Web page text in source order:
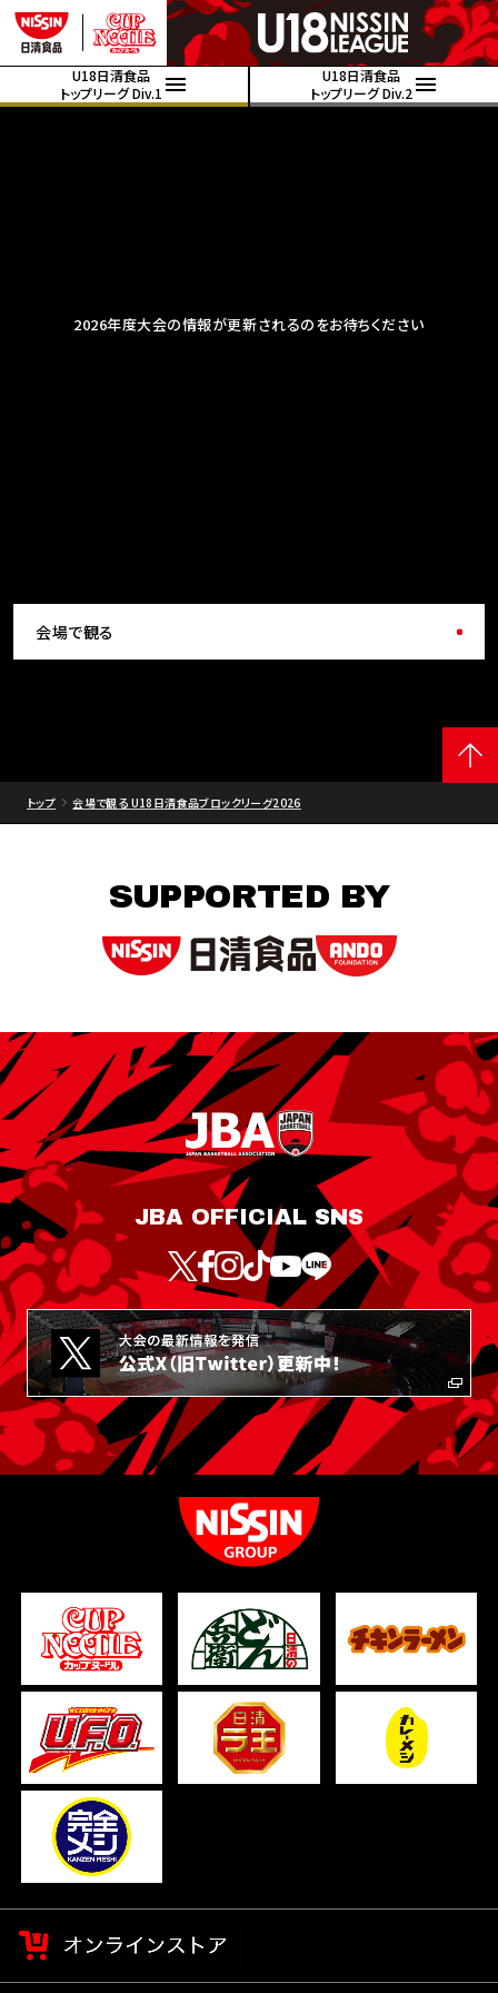
U18日清食品
トップリーグ Div.1
U18日清食品
トップリーグ Div.2
2026年度大会の情報が更新されるのをお待ちください
会場で観る
トップ 会場で観る U18日清食品ブロックリーグ2026
SUPPORTED BY
JBA OFFICIAL SNS